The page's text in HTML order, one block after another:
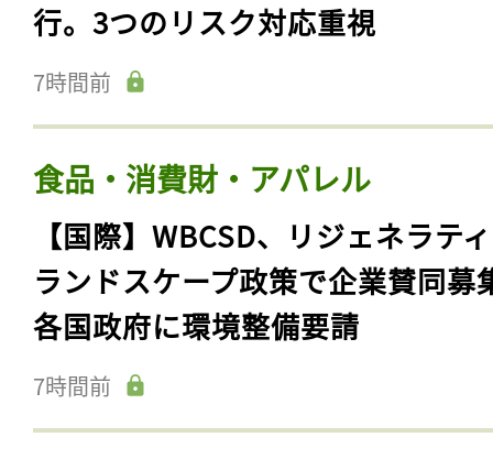
行。3つのリスク対応重視
7時間前
食品・消費財・アパレル
【国際】WBCSD、リジェネラテ
ランドスケープ政策で企業賛同募
各国政府に環境整備要請
7時間前